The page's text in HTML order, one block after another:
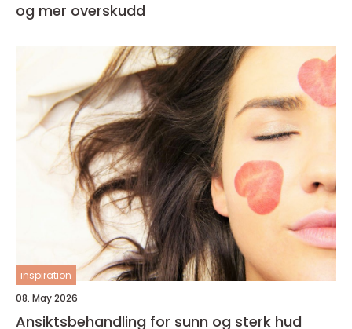
og mer overskudd
inspiration
08. May 2026
Ansiktsbehandling for sunn og sterk hud